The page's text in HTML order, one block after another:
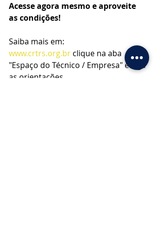
Acesse agora mesmo e aproveite
as condições!
Saiba mais em:
www.crtrs.org.br clique na aba
"Espaço do Técnico / Empresa" e siga
as orientações.